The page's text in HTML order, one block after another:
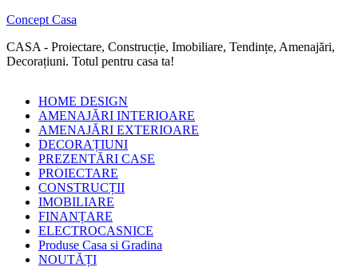
Concept Casa
CASA - Proiectare, Construcție, Imobiliare, Tendințe, Amenajări,
Decorațiuni. Totul pentru casa ta!
HOME DESIGN
AMENAJĂRI INTERIOARE
AMENAJĂRI EXTERIOARE
DECORAȚIUNI
PREZENTĂRI CASE
PROIECTARE
CONSTRUCȚII
IMOBILIARE
FINANȚARE
ELECTROCASNICE
Produse Casa si Gradina
NOUTĂȚI